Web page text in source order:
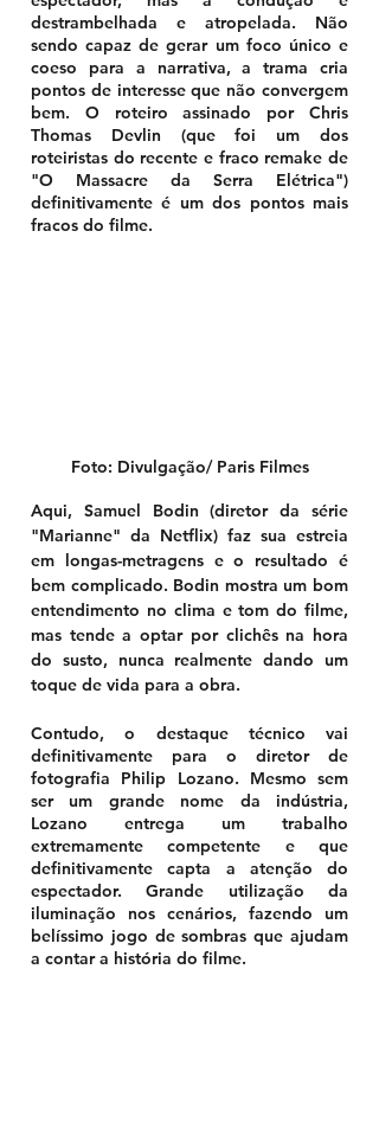
destrambelhada e atropelada. Não
sendo capaz de gerar um foco único e
coeso para a narrativa, a trama cria
pontos de interesse que não convergem
bem. O roteiro assinado por Chris
Thomas Devlin (que foi um dos
roteiristas do recente e fraco remake de
"O Massacre da Serra Elétrica")
definitivamente é um dos pontos mais
fracos do filme.
Foto: Divulgação/ Paris Filmes
Aqui, Samuel Bodin (diretor da série
"Marianne" da Netflix) faz sua estreia
em longas-metragens e o resultado é
bem complicado. Bodin mostra um bom
entendimento no clima e tom do filme,
mas tende a optar por clichês na hora
do susto, nunca realmente dando um
toque de vida para a obra.
Contudo, o destaque técnico vai
definitivamente para o diretor de
fotografia Philip Lozano. Mesmo sem
ser um grande nome da indústria,
Lozano entrega um trabalho
extremamente competente e que
definitivamente capta a atenção do
espectador. Grande utilização da
iluminação nos cenários, fazendo um
belíssimo jogo de sombras que ajudam
a contar a história do filme.